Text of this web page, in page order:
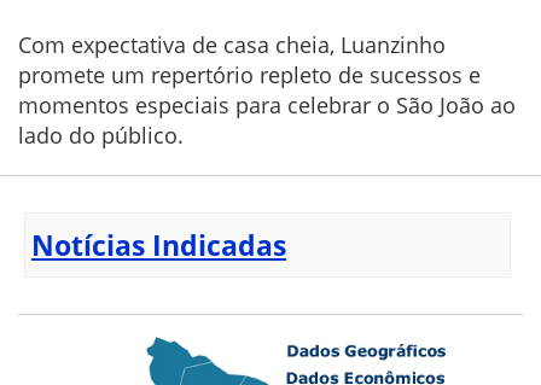
Com expectativa de casa cheia, Luanzinho
promete um repertório repleto de sucessos e
momentos especiais para celebrar o São João ao
lado do público.
Notícias Indicadas